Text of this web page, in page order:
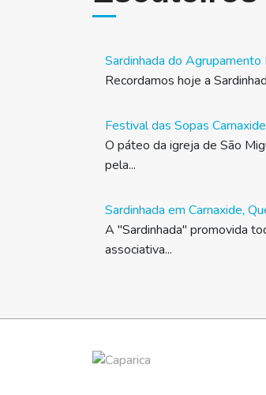
Sardinhada do
Recordamos hoje a
Festival das Sopas Carnaxide
O páteo da igreja de São
pela...
Sardinhada em Carnaxide,
A "Sardinhada" promovida
associativa...